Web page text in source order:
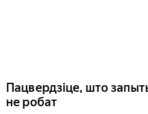
Пацвердзіце, што
не робат